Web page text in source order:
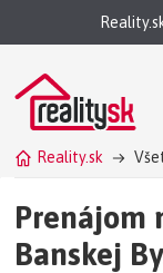
Reality.sk
Prenájom
Banskej